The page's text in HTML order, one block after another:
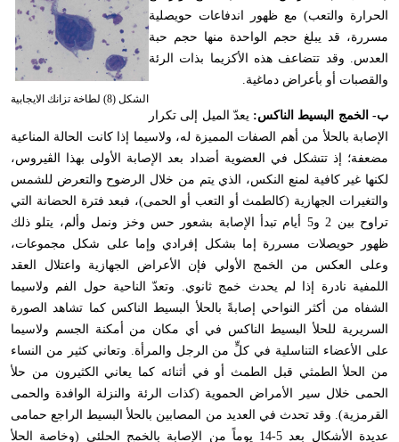
الشكل (8) لطاخة تزانك الايجابية
الحرارة والتعب) مع ظهور اندفاعات حويصلية
مسررة، قد يبلغ حجم الواحدة منها حجم حبة
العدس. وقد تتضاعف هذه الأكزيما بذات الرئة
والقصبات أو بأعراض دماغية.
ب- الخمج البسيط الناكس: يعدّ الميل إلى تكرار
الإصابة بالحلأ من أهم الصفات المميزة له، ولاسيما إذا كانت الحالة المناعية
مضعفة؛ إذ تتشكل في العضوية أضداد بعد الإصابة الأولى بهذا الڤيروس،
لكنها غير كافية لمنع النكس، الذي يتم من خلال الرضوح والتعرض للشمس
والتغيرات الجهازية (كالطمث أو التعب أو الحمى)، فبعد فترة الحضانة التي
تراوح بين 2 و5 أيام تبدأ الإصابة بشعور حس وخز ونمل وألم، يتلو ذلك
ظهور حويصلات مسررة إما بشكل إفرادي وإما على شكل مجموعات،
وعلى العكس من الخمج الأولي فإن الأعراض الجهازية واعتلال العقد
اللمفية نادرة إذا لم يحدث خمج ثانوي. وتعدّ الناحية حول الفم ولاسيما
الشفاه من أكثر النواحي إصابةً بالحلأ البسيط الناكس كما تشاهد الصورة
السريرية للحلأ البسيط الناكس في أي مكان من أمكنة الجسم ولاسيما
على الأعضاء التناسلية في كلٍّ من الرجل والمرأة. وتعاني كثير من النساء
من الحلأ الطمثي قبل الطمث أو في أثنائه كما يعاني الكثيرون من حلأ
الحمى خلال سير الأمراض الحموية (كذات الرئة والنزلة الوافدة والحمى
القرمزية). وقد تحدث في العديد من المصابين بالحلأ البسيط الراجع حمامى
عديدة الأشكال بعد 5-14 يوماً من الإصابة بالخمج الحلئي (وخاصة الحلأ